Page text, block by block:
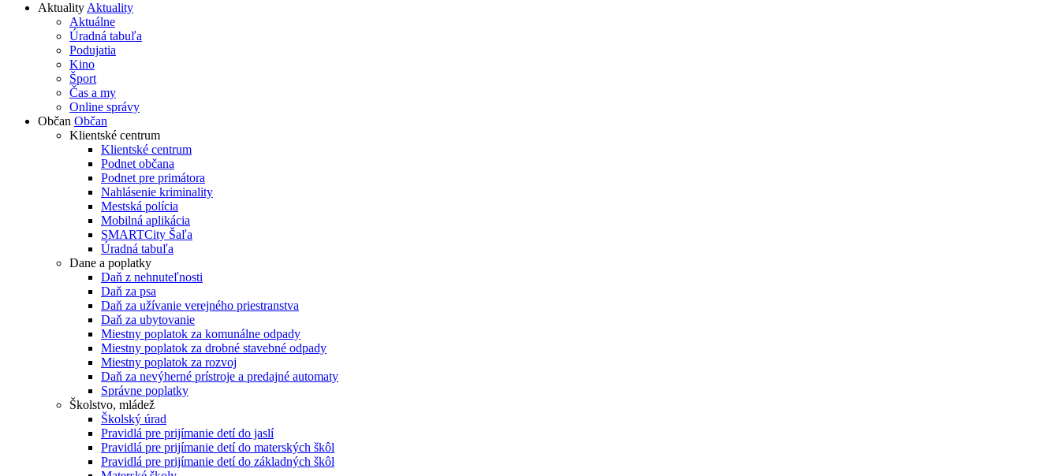
AktualityAktuality
Aktuálne
Úradná tabuľa
Podujatia
Kino
Šport
Čas a my
Online správy
Občan Občan
Klientské centrum
Klientské centrum
Podnet občana
Podnet pre primátora
Nahlásenie kriminality
Mestská polícia
Mobilná aplikácia
SMARTCity Šaľa
Úradná tabuľa
Dane a poplatky
Daň z nehnuteľnosti
Daň za psa
Daň za užívanie verejného priestranstva
Daň za ubytovanie
Miestny poplatok za komunálne odpady
Miestny poplatok za drobné stavebné odpady
Miestny poplatok za rozvoj
Daň za nevýherné prístroje a predajné automaty
Správne poplatky
Školstvo, mládež
Školský úrad
Pravidlá pre prijímanie detí do jaslí
Pravidlá pre prijímanie detí do materských škôl
Pravidlá pre prijímanie detí do základných škôl